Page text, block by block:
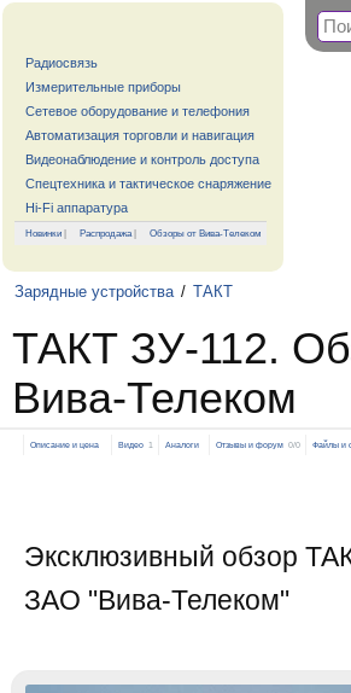
Радиосвязь
Измерительные приборы
Сетевое оборудование и телефония
Автоматизация торговли и навигация
Видеонаблюдение и контроль доступа
Спецтехника и тактическое снаряжение
Hi-Fi аппаратура
Новинки | Распродажа| Обзоры от Вива-Телеком
Зарядные устройства / ТАКТ
ТАКТ ЗУ-112.
Вива-Телеком
Описание и цена Видео 1 Аналоги Отзывы и форум 0/0 Файлы и
Эксклюзивный обзор
ЗАО "Вива-Телеком"